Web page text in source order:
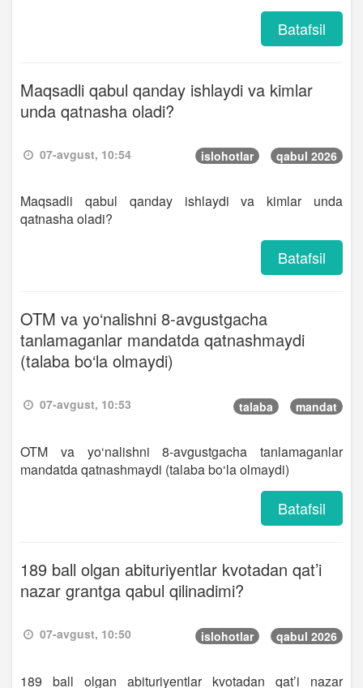
Batafsil
Maqsadli qabul qanday ishlaydi va kimlar
unda qatnasha oladi?
07-avgust, 10:54 islohotlar qabul 2026
Maqsadli qabul qanday ishlaydi va kimlar unda
qatnasha oladi?
Batafsil
OTM va yo‘nalishni 8-avgustgacha
tanlamaganlar mandatda qatnashmaydi
(talaba bo‘la olmaydi)
07-avgust, 10:53 talaba mandat
OTM va yo‘nalishni 8-avgustgacha tanlamaganlar
mandatda qatnashmaydi (talaba bo‘la olmaydi)
Batafsil
189 ball olgan abituriyentlar kvotadan qat’i
nazar grantga qabul qilinadimi?
07-avgust, 10:50 islohotlar qabul 2026
189 ball olgan abituriyentlar kvotadan qat’i nazar